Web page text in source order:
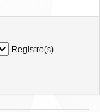
Registro(s)